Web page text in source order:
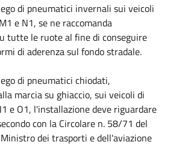
di pneumatici invernali sui veicoli
e N1, se ne raccomanda
tutte le ruote al fine di conseguire
di aderenza sul fondo stradale.
di pneumatici chiodati,
marcia su ghiaccio, sui veicoli di
e O1, l'installazione deve riguardare
con la Circolare n. 58/71 del
dei trasporti e dell'aviazione